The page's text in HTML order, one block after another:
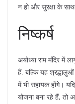
न हो और सुरक्षा के
​निष्कर्ष
​अयोध्या राम मंदिर में
हैं, बल्कि यह
में भी सहायक होंगे।
योजना बना रहे हैं, तो